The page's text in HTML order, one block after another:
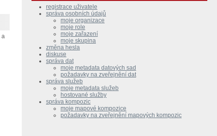
a
registrace uživatele
správa osobních údajů
moje organizace
moje role
moje zařazení
moje skupina
změna hesla
diskuse
správa dat
moje metadata datových sad
požadavky na zveřejnění dat
správa služeb
moje metadata služeb
hostované služby
správa kompozic
moje mapové kompozice
požadavky na zveřejnění mapových kompozic